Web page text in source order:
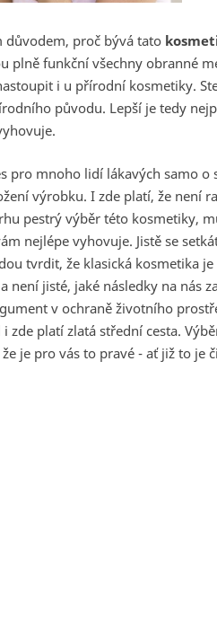
důvodem, proč bývá tato
plně funkční všechny obranné
i u přírodní kosmetiky.
původu. Lepší je tedy
pro mnoho lidí lákavých samo o
výrobku. I zde platí, že není
pestrý výběr této kosmetiky,
nejlépe vyhovuje. Jistě se
tvrdit, že klasická kosmetika
jisté, jaké následky na nás
v ochraně životního
zde platí zlatá střední cesta.
je pro vás to pravé - ať již to je